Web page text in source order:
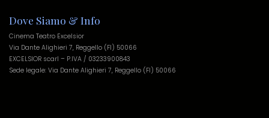
Dove Siamo & Info
Cinema Teatro Excelsior
Via Dante Alighieri 7, Reggello (FI) 50066
EXCELSIOR scarl – P.IVA / 03233900843
Sede legale: Via Dante Alighieri 7, Reggello (FI) 50066